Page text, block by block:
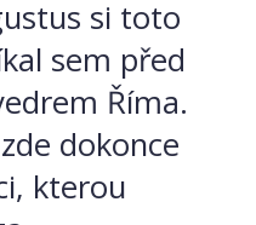
si toto
sem před
Říma.
dokonce
kterou